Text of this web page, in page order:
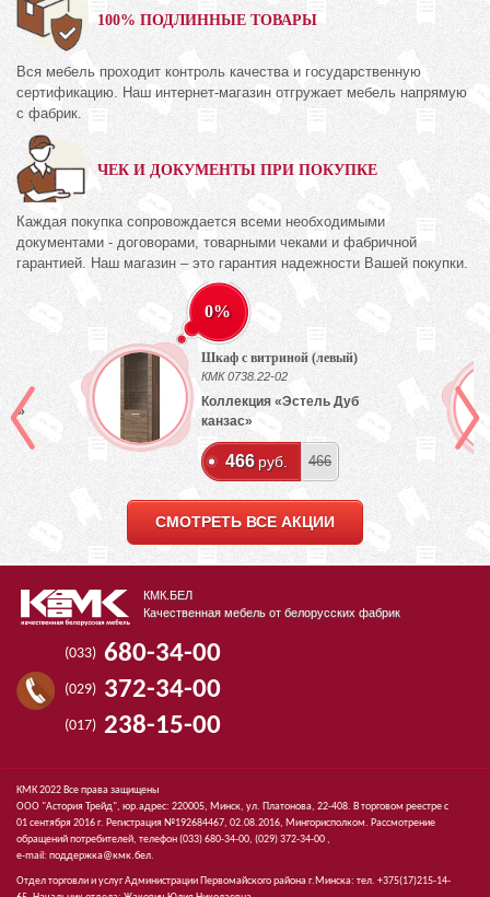
100% ПОДЛИННЫЕ ТОВАРЫ
Вся мебель проходит контроль качества и государственную
сертификацию. Наш интернет-магазин отгружает мебель напрямую
с фабрик.
ЧЕК И ДОКУМЕНТЫ ПРИ ПОКУПКЕ
Каждая покупка сопровождается всеми необходимыми
документами - договорами, товарными чеками и фабричной
гарантией. Наш магазин – это гарантия надежности Вашей покупки.
0%
Шкаф с витриной (левый)
КМК 0738.22-02
Коллекция «Эстель Дуб
канзас»
466 руб. 466
СМОТРЕТЬ ВСЕ АКЦИИ
КМК.БЕЛ
Качественная мебель от белорусских фабрик
(033) 680-34-00
(029) 372-34-00
(017) 238-15-00
КМК 2022 Все права защищены
ООО "Астория Трейд", юр.адрес: 220005, Минск, ул. Платонова, 22-408. В торговом реестре с
01 сентября 2016 г. Регистрация №192684467, 02.08.2016, Мингорисполком. Рассмотрение
обращений потребителей, телефон(033)680-34-00, (029)372-34-00 ,
e-mail: поддержка@кмк.бел.
Отдел торговли и услуг Администрации Первомайского района г.Минска: тел. +375(17)215-14-